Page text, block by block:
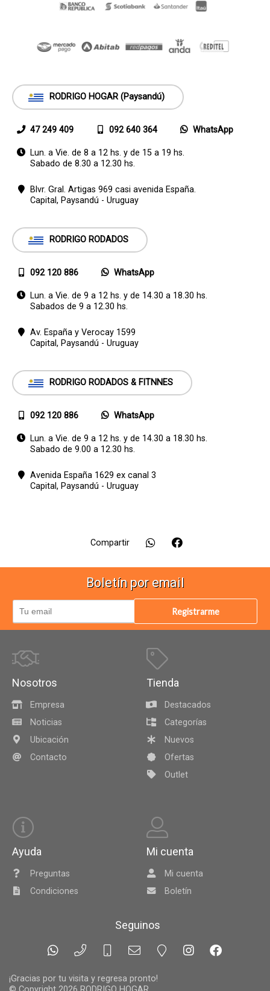
RODRIGO HOGAR (Paysandú)
47 249 409 092 640 364 WhatsApp
Lun. a Vie. de 8 a 12 hs. y de 15 a 19 hs.
Sabado de 8.30 a 12.30 hs.
Blvr. Gral. Artigas 969 casi avenida España.
Capital, Paysandú - Uruguay
RODRIGO RODADOS
092 120 886 WhatsApp
Lun. a Vie. de 9 a 12 hs. y de 14.30 a 18.30 hs.
Sabados de 9 a 12.30 hs.
Av. España y Verocay 1599
Capital, Paysandú - Uruguay
RODRIGO RODADOS & FITNNES
092 120 886 WhatsApp
Lun. a Vie. de 9 a 12 hs. y de 14.30 a 18.30 hs.
Sabado de 9.00 a 12.30 hs.
Avenida España 1629 ex canal 3
Capital, Paysandú - Uruguay
Compartir
Boletín por email
Registrarme
Nosotros
Empresa
Noticias
Ubicación
Contacto
Tienda
Destacados
Categorías
Nuevos
Ofertas
Outlet
Ayuda
Preguntas
Condiciones
Mi cuenta
Mi cuenta
Boletín
Seguinos
¡Gracias por tu visita y regresa pronto!